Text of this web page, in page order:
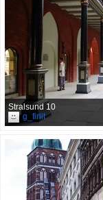
Stralsund 10
g_firlit